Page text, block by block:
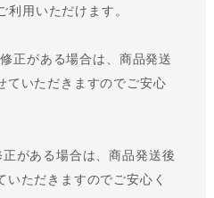
用いただけます。
正がある場合は、商品発送
ていただきますのでご安心
がある場合は、商品発送後
ただきますのでご安心く